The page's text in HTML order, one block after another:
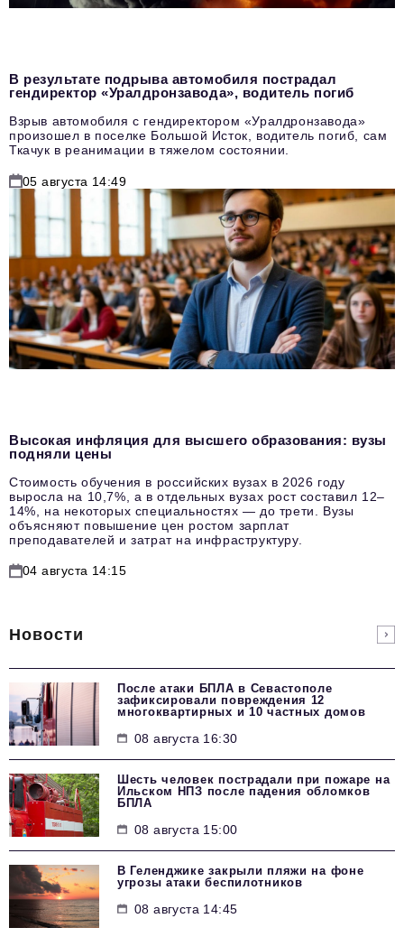
В результате подрыва автомобиля пострадал
гендиректор «Уралдронзавода», водитель погиб
Взрыв автомобиля с гендиректором «Уралдронзавода»
произошел в поселке Большой Исток, водитель погиб, сам
Ткачук в реанимации в тяжелом состоянии.
05 августа 14:49
Высокая инфляция для высшего образования: вузы
подняли цены
Стоимость обучения в российских вузах в 2026 году
выросла на 10,7%, а в отдельных вузах рост составил 12–
14%, на некоторых специальностях — до трети. Вузы
объясняют повышение цен ростом зарплат
преподавателей и затрат на инфраструктуру.
04 августа 14:15
Новости
После атаки БПЛА в Севастополе
зафиксировали повреждения 12
многоквартирных и 10 частных домов
08 августа 16:30
Шесть человек пострадали при пожаре на
Ильском НПЗ после падения обломков
БПЛА
08 августа 15:00
В Геленджике закрыли пляжи на фоне
угрозы атаки беспилотников
08 августа 14:45